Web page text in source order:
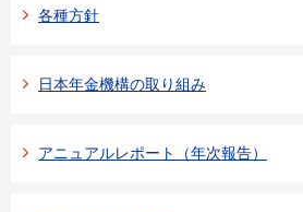
各種方針
日本年金機構の取り組み
アニュアルレポート（年次報告）